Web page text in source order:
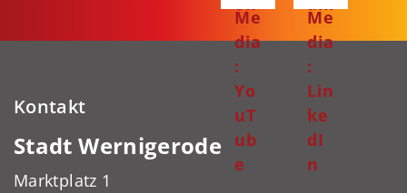
Me
dia
:
Yo
uT
ub
e
Me
dia
:
Lin
ke
dI
n
Kontakt
Stadt Wernigerode
Marktplatz 1